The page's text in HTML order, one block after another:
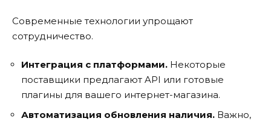
Современные технологии упрощают
сотрудничество.
Интеграция с платформами. Некоторые
поставщики предлагают API или готовые
плагины для вашего интернет-магазина.
Автоматизация обновления наличия. Важно,